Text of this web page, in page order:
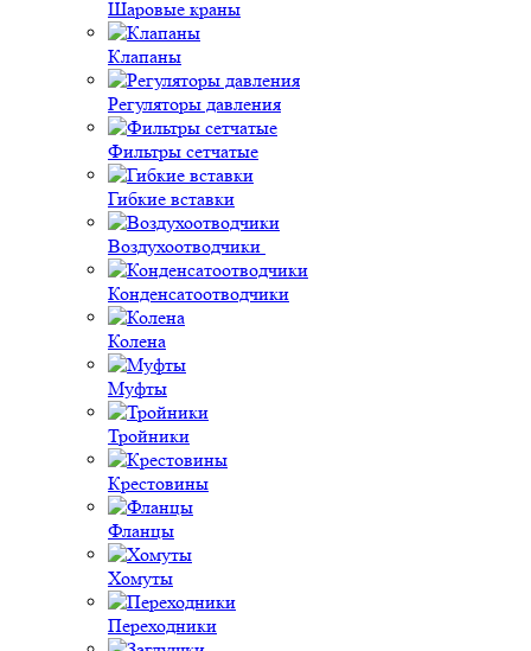
Шаровые краны
Клапаны
Регуляторы давления
Фильтры сетчатые
Гибкие вставки
Воздухоотводчики
Конденсатоотводчики
Колена
Муфты
Тройники
Крестовины
Фланцы
Хомуты
Переходники